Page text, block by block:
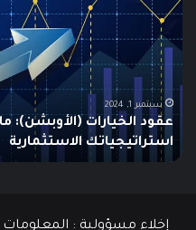
في
الولايات
المتحدة
تنخفض
إلى
أدنى
مستوى
منذ
مايو
عمل
سبتمبر 19, 2024
مطالبات البطالة في
مستوى منذ مايو وسط
إخلاء مسؤولية : المعلومات